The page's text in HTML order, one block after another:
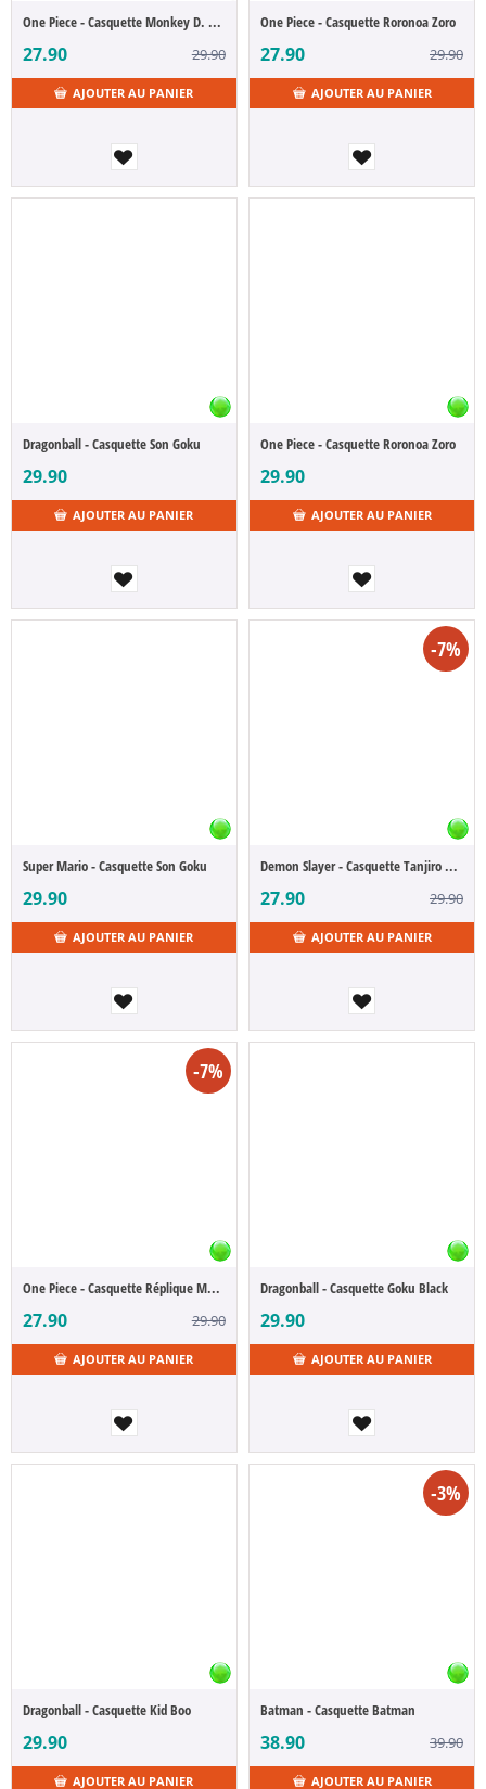
One Piece - Casquette Monkey D. Luffy
27.90 29.90
AJOUTER AU PANIER
One Piece - Casquette Roronoa Zoro
27.90 29.90
AJOUTER AU PANIER
Dragonball - Casquette Son Goku
29.90
AJOUTER AU PANIER
One Piece - Casquette Roronoa Zoro
29.90
AJOUTER AU PANIER
Super Mario - Casquette Son Goku
29.90
AJOUTER AU PANIER
-7%
Demon Slayer - Casquette Tanjiro Kamado
27.90 29.90
AJOUTER AU PANIER
-7%
One Piece - Casquette Réplique Marine
27.90 29.90
AJOUTER AU PANIER
Dragonball - Casquette Goku Black
29.90
AJOUTER AU PANIER
Dragonball - Casquette Kid Boo
29.90
AJOUTER AU PANIER
-3%
Batman - Casquette Batman
38.90 39.90
AJOUTER AU PANIER